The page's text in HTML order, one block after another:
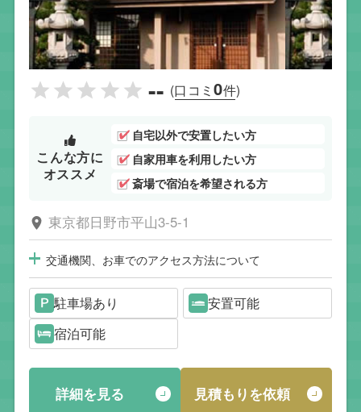
-- (口コミ0件)
こんな方に
オススメ
自宅以外で安置したい方
自家用車を利用したい方
斎場で宿泊を希望される方
東京都日野市平山3-5-1
交通機関、お車でのアクセス方法について
駐車場あり
安置可能
宿泊可能
詳細を見る 見積もりを依頼